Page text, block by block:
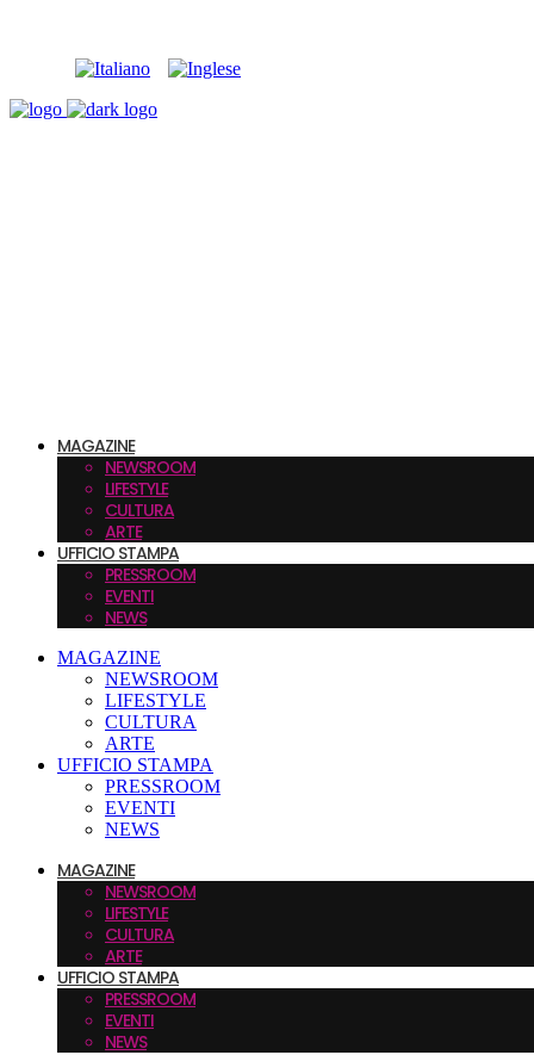
MAGAZINE
NEWSROOM
LIFESTYLE
CULTURA
ARTE
UFFICIO STAMPA
PRESSROOM
EVENTI
NEWS
MAGAZINE
NEWSROOM
LIFESTYLE
CULTURA
ARTE
UFFICIO STAMPA
PRESSROOM
EVENTI
NEWS
MAGAZINE
NEWSROOM
LIFESTYLE
CULTURA
ARTE
UFFICIO STAMPA
PRESSROOM
EVENTI
NEWS